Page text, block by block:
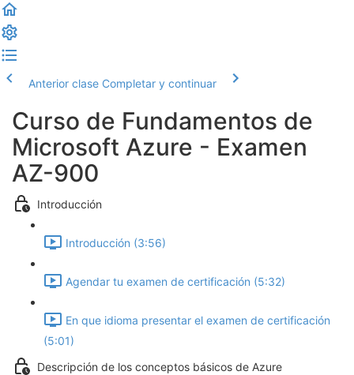
Anterior clase Completar y continuar
Curso de Fundamentos de
Microsoft Azure - Examen
AZ-900
Introducción
Introducción (3:56)
Agendar tu examen de certificación (5:32)
En que idioma presentar el examen de certificación
(5:01)
Descripción de los conceptos básicos de Azure